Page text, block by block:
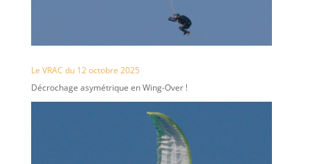
Le VRAC du 12 octobre 2025
Décrochage asymétrique en Wing-Over !